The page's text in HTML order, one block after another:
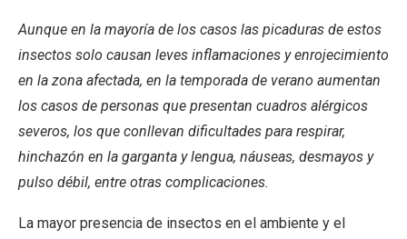
Aunque en la mayoría de los casos las picaduras de estos
insectos solo causan leves inflamaciones y enrojecimiento
en la zona afectada, en la temporada de verano aumentan
los casos de personas que presentan cuadros alérgicos
severos, los que conllevan dificultades para respirar,
hinchazón en la garganta y lengua, náuseas, desmayos y
pulso débil, entre otras complicaciones.
La mayor presencia de insectos en el ambiente y el